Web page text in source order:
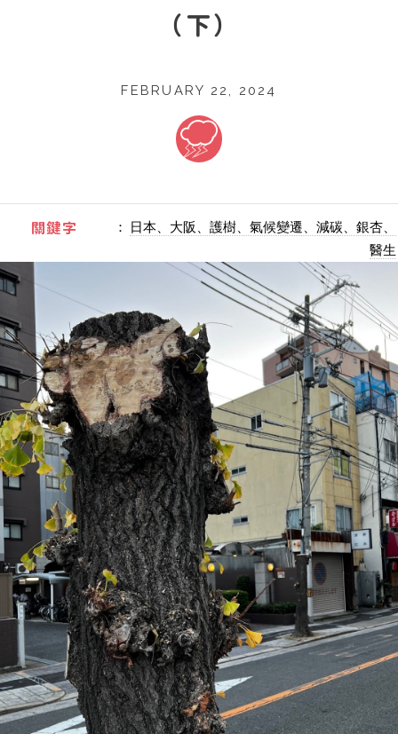
（下）
FEBRUARY 22, 2024
關鍵字 ： 日本、大阪、護樹、氣候變遷、減碳、銀杏、
醫生